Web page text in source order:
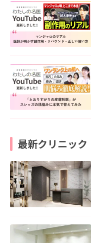
最新クリニック